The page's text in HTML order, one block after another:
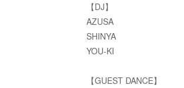
【DJ】
AZUSA
SHINYA
YOU-KI
【GUEST DANCE】